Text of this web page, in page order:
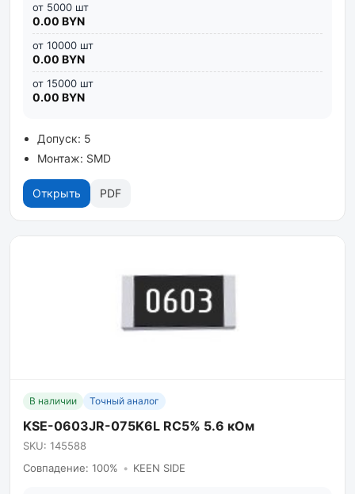
от 5000 шт
0.00 BYN
от 10000 шт
0.00 BYN
от 15000 шт
0.00 BYN
Допуск: 5
Монтаж: SMD
Открыть PDF
В наличии Точный аналог
KSE-0603JR-075K6L RC5% 5.6 кОм
SKU: 145588
Совпадение: 100% • KEEN SIDE